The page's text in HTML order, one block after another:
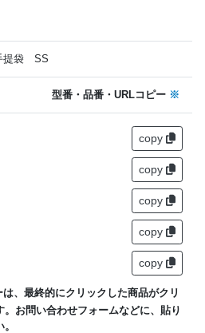
提袋 SS
型番・品番・URLコピー ※
copy
copy
copy
copy
copy
、最終的にクリックした商品がクリ
。お問い合わせフォームなどに、貼り